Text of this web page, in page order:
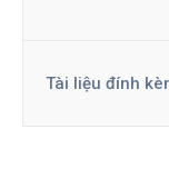
Tài liệu đính